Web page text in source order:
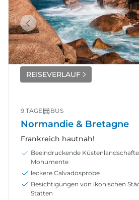
REISEVERLAUF
9 TAGE BUS
Normandie & Bretagne
Frankreich hautnah!
Beeindruckende
Monumente
leckere Calvadosprobe
Besichtigungen von ikonischen
Stätten